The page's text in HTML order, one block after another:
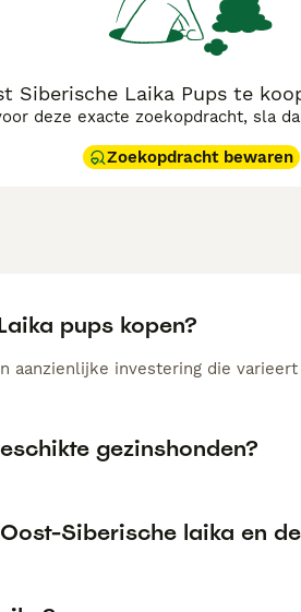
pup kopen' en 'laika hondenras'
Siberische Laika Pups te
deze exacte zoekopdracht, sla
Zoekopdracht bewaren
pups kopen?
aanzienlijke investering die
gezinshonden?
Siberische laika en